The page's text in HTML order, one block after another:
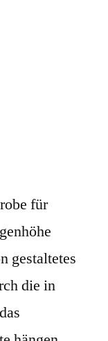
für
gestaltetes
die in